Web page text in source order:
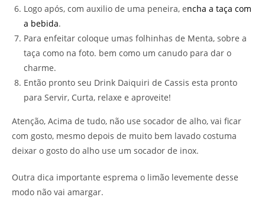
Logo após, com auxilio de uma peneira, encha a taça com
a bebida.
Para enfeitar coloque umas folhinhas de Menta, sobre a
taça como na foto. bem como um canudo para dar o
charme.
Então pronto seu Drink Daiquiri de Cassis esta pronto
para Servir, Curta, relaxe e aproveite!
Atenção, Acima de tudo, não use socador de alho, vai ficar
com gosto, mesmo depois de muito bem lavado costuma
deixar o gosto do alho use um socador de inox.
Outra dica importante esprema o limão levemente desse
modo não vai amargar.